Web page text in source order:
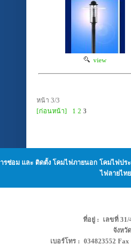
view
หน้า 3/3
[ก่อนหน้า]
1 2 3
รซ่อม และ ติดตั้ง โคมไฟภายนอก โคมไฟป
ไฟลายไท
ที่อยู่ : เลขที่ 31/
จังห
เบอร์โทร : 034823552